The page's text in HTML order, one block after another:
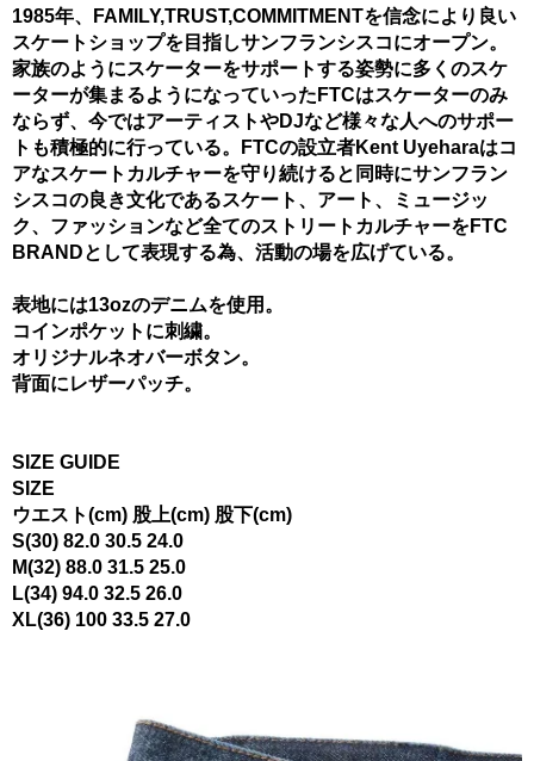
1985年、FAMILY,TRUST,COMMITMENTを信念により良い
スケートショップを目指しサンフランシスコにオープン。
家族のようにスケーターをサポートする姿勢に多くのスケ
ーターが集まるようになっていったFTCはスケーターのみ
ならず、今ではアーティストやDJなど様々な人へのサポー
トも積極的に行っている。FTCの設立者Kent Uyeharaはコ
アなスケートカルチャーを守り続けると同時にサンフラン
シスコの良き文化であるスケート、アート、ミュージッ
ク、ファッションなど全てのストリートカルチャーをFTC
BRANDとして表現する為、活動の場を広げている。
表地には13ozのデニムを使用。
コインポケットに刺繍。
オリジナルネオバーボタン。
背面にレザーパッチ。
SIZE GUIDE
SIZE
ウエスト(cm) 股上(cm) 股下(cm)
S(30) 82.0 30.5 24.0
M(32) 88.0 31.5 25.0
L(34) 94.0 32.5 26.0
XL(36) 100 33.5 27.0